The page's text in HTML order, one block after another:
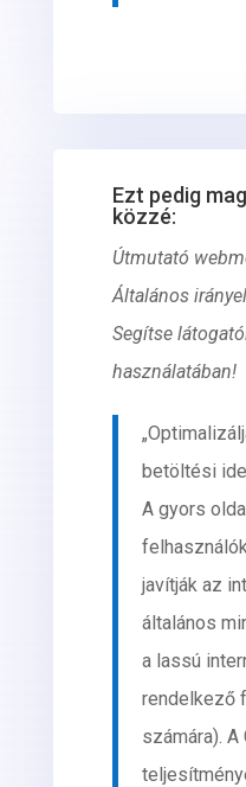
Ezt pedig
közzé:
Útmutató
Általános
Segítse
használatában!
betöltési
A gyors
javítják az
általános
a lassú
rendelkező
számára).